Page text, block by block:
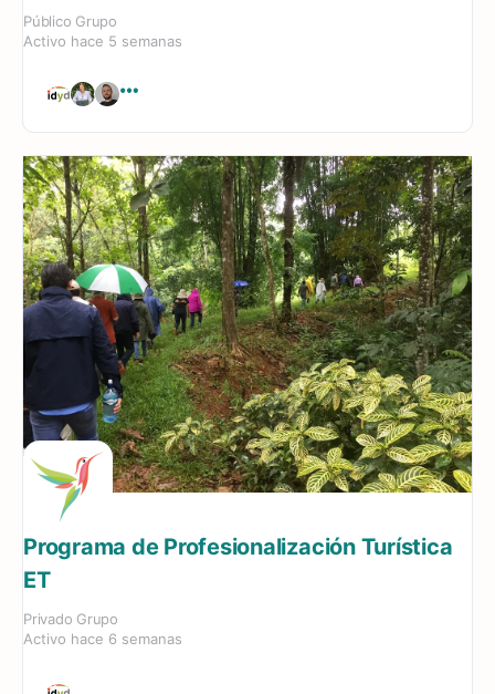
Público Grupo
Activo hace 5 semanas
Programa de Profesionalización Turística
ET
Privado Grupo
Activo hace 6 semanas